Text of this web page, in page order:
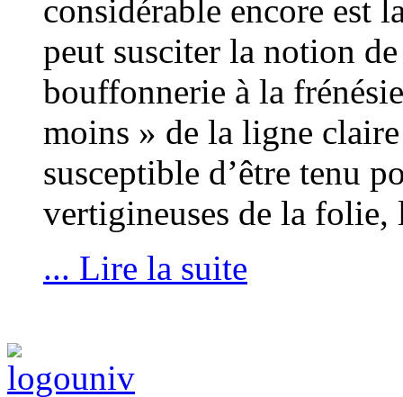
considérable encore est
peut susciter la notion
bouffonnerie à la
moins » de la ligne
susceptible d’être tenu
vertigineuses de la
... Lire la suite